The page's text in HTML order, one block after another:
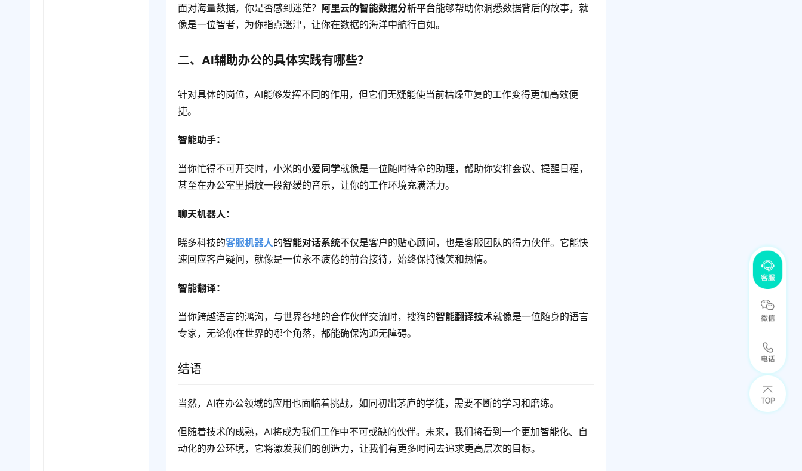
面对海量数据，你是否感到迷茫？ 阿里云的智能数据分析平台能够帮助你洞悉数据背后的故事，就
像是一位智者，为你指点迷津，让你在数据的海洋中航行自如。
二、AI辅助办公的具体实践有哪些？
针对具体的岗位，AI能够发挥不同的作用，但它们无疑能使当前枯燥重复的工作变得更加高效便
捷。
智能助手：
当你忙得不可开交时，小米的小爱同学就像是一位随时待命的助理，帮助你安排会议、提醒日程，
甚至在办公室里播放一段舒缓的音乐，让你的工作环境充满活力。
聊天机器人：
晓多科技的客服机器人的智能对话系统不仅是客户的贴心顾问，也是客服团队的得力伙伴。它能快
速回应客户疑问，就像是一位永不疲倦的前台接待，始终保持微笑和热情。
智能翻译：
当你跨越语言的鸿沟，与世界各地的合作伙伴交流时，搜狗的智能翻译技术就像是一位随身的语言
专家，无论你在世界的哪个角落，都能确保沟通无障碍。
结语
当然，AI在办公领域的应用也面临着挑战，如同初出茅庐的学徒，需要不断的学习和磨练。
但随着技术的成熟，AI将成为我们工作中不可或缺的伙伴。未来，我们将看到一个更加智能化、自
动化的办公环境，它将激发我们的创造力，让我们有更多时间去追求更高层次的目标。